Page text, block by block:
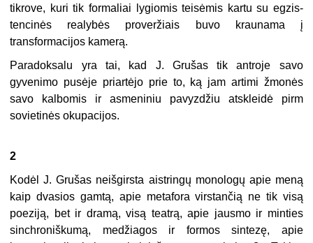
tikrove, kuri tik formaliai lygiomis teisėmis kartu su egzis­
tencinės realybės proveržiais buvo kraunama į
transformacijos kamerą.
Paradoksalu yra tai, kad J. Grušas tik antroje savo
gyvenimo pusėje pri­artėjo prie to, ką jam artimi žmonės
savo kalbomis ir asmeniniu pavyzdžiu atskleidė pirm
sovietinės okupacijos.
2
Kodėl J. Grušas neišgirsta aistringų monologų apie meną
kaip dva­sios gamtą, apie metafora virstančią ne tik visą
poeziją, bet ir dramą, visą teatrą, apie jausmo ir minties
sinchroniškumą, medžiagos ir formos sintezę, apie